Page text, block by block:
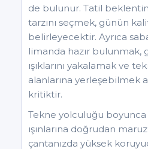
de bulunur. Tatil
tarzını seçmek, günün
belirleyecektir. Ayrıca
limanda hazır bulunmak,
ışıklarını yakalamak ve
alanlarına yerleşebilmek
kritiktir.
Tekne yolculuğu
ışınlarına doğrudan
çantanızda yüksek